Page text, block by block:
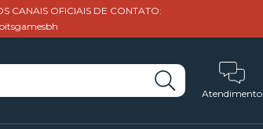
CANAIS OFICIAIS DE CONTATO:
Atendimento